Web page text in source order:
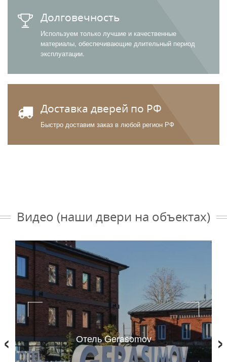
Долговечность
Используем только лучшие и качественные
материалы, обеспечивающие длительный период
эксплуатации.
Доставка дверей по РФ
Быстро доставим заказ в любой регион РФ
Видео (наши двери на объектах)
Отель Gerasomov
‹ ›